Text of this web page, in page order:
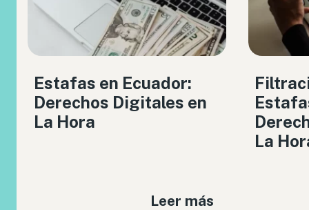
Estafas en Ecuador:
Derechos Digitales en
La Hora
Leer más
La